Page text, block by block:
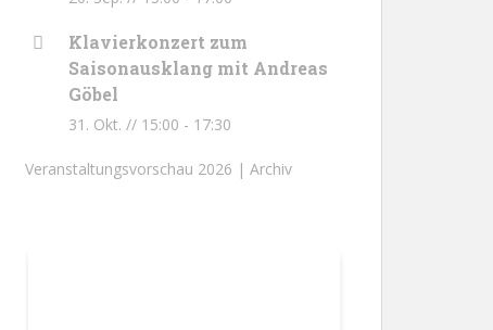
Klavierkonzert zum
Saisonausklang mit Andreas
Göbel
31. Okt. // 15:00 - 17:30
Veranstaltungsvorschau 2026 | Archiv